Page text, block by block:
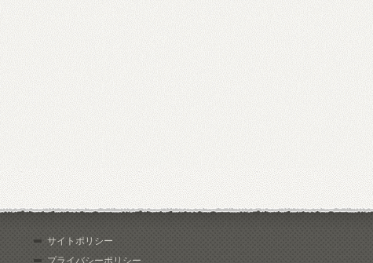
サイトポリシー
プライバシーポリシー